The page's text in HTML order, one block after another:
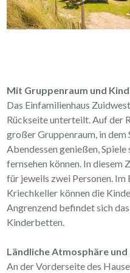
Mit Gruppenraum und
Das Einfamilienhaus
Rückseite unterteilt. Auf der
großer Gruppenraum, in dem
Abendessen genießen,
fernsehen können. In
für jeweils zwei Personen.
Kriechkeller können die
Angrenzend befindet sich
Kinderbetten.
Ländliche Atmosphäre
An der Vorderseite des